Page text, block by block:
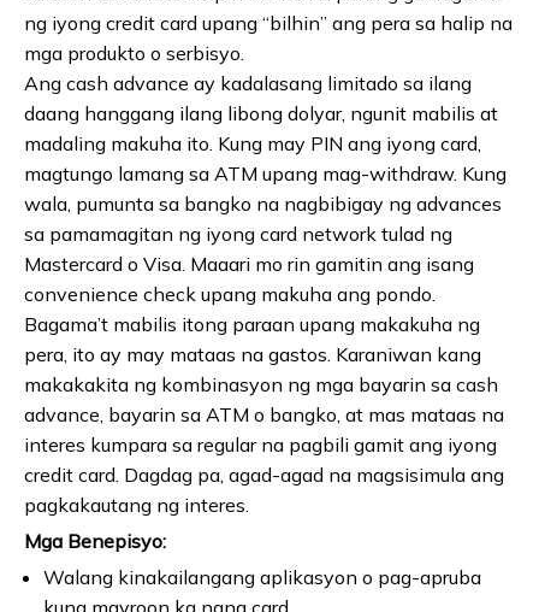
ng iyong credit card upang “bilhin” ang pera sa halip na
mga produkto o serbisyo.
Ang cash advance ay kadalasang limitado sa ilang
daang hanggang ilang libong dolyar, ngunit mabilis at
madaling makuha ito. Kung may PIN ang iyong card,
magtungo lamang sa ATM upang mag-withdraw. Kung
wala, pumunta sa bangko na nagbibigay ng advances
sa pamamagitan ng iyong card network tulad ng
Mastercard o Visa. Maaari mo rin gamitin ang isang
convenience check upang makuha ang pondo.
Bagama’t mabilis itong paraan upang makakuha ng
pera, ito ay may mataas na gastos. Karaniwan kang
makakakita ng kombinasyon ng mga bayarin sa cash
advance, bayarin sa ATM o bangko, at mas mataas na
interes kumpara sa regular na pagbili gamit ang iyong
credit card. Dagdag pa, agad-agad na magsisimula ang
pagkakautang ng interes.
Mga Benepisyo:
Walang kinakailangang aplikasyon o pag-apruba
kung mayroon ka nang card.